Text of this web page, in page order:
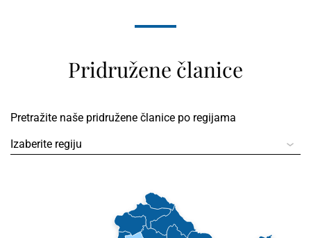
Pridružene članice
Pretražite naše pridružene članice po regijama
Izaberite regiju